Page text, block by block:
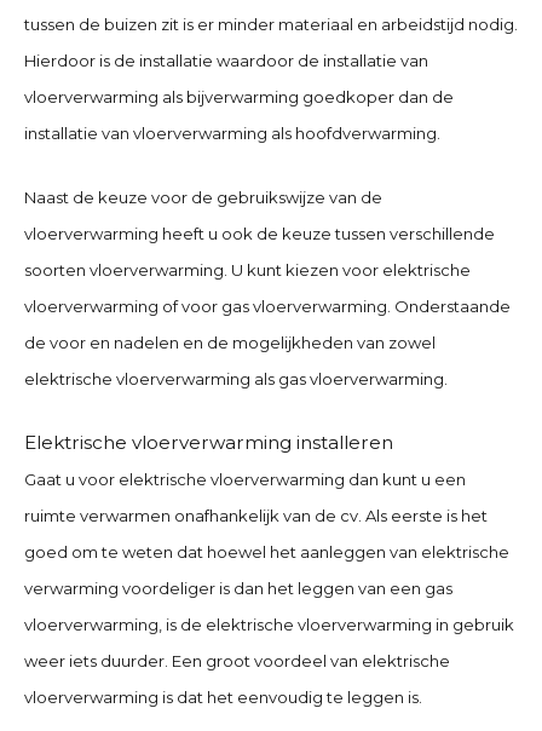
tussen de buizen zit is er minder materiaal en arbeidstijd nodig.
Hierdoor is de installatie waardoor de installatie van
vloerverwarming als bijverwarming goedkoper dan de
installatie van vloerverwarming als hoofdverwarming.
Naast de keuze voor de gebruikswijze van de
vloerverwarming heeft u ook de keuze tussen verschillende
soorten vloerverwarming. U kunt kiezen voor elektrische
vloerverwarming of voor gas vloerverwarming. Onderstaande
de voor en nadelen en de mogelijkheden van zowel
elektrische vloerverwarming als gas vloerverwarming.
Elektrische vloerverwarming installeren
Gaat u voor elektrische vloerverwarming dan kunt u een
ruimte verwarmen onafhankelijk van de cv. Als eerste is het
goed om te weten dat hoewel het aanleggen van elektrische
verwarming voordeliger is dan het leggen van een gas
vloerverwarming, is de elektrische vloerverwarming in gebruik
weer iets duurder. Een groot voordeel van elektrische
vloerverwarming is dat het eenvoudig te leggen is.